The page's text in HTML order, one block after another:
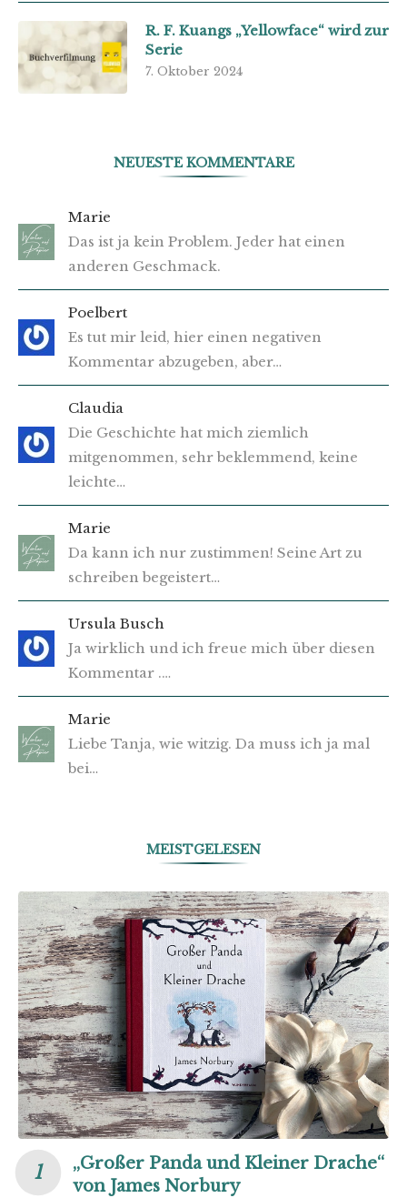
R. F. Kuangs „Yellowface“ wird zur
Serie
7. Oktober 2024
NEUESTE KOMMENTARE
Marie
Das ist ja kein Problem. Jeder hat einen
anderen Geschmack.
Poelbert
Es tut mir leid, hier einen negativen
Kommentar abzugeben, aber…
Claudia
Die Geschichte hat mich ziemlich
mitgenommen, sehr beklemmend, keine
leichte…
Marie
Da kann ich nur zustimmen! Seine Art zu
schreiben begeistert…
Ursula Busch
Ja wirklich und ich freue mich über diesen
Kommentar .…
Marie
Liebe Tanja, wie witzig. Da muss ich ja mal
bei…
MEISTGELESEN
„Großer Panda und Kleiner Drache“
von James Norbury